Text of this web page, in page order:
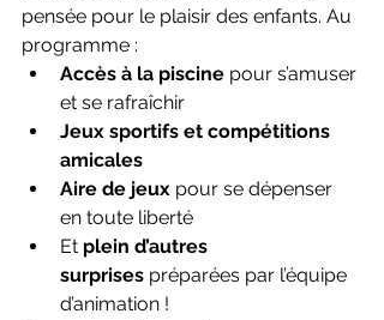
pensée pour le plaisir des enfants. Au
programme :
Accès à la piscine pour s’amuser
et se rafraîchir
Jeux sportifs et compétitions
amicales
Aire de jeux pour se dépenser
en toute liberté
Et plein d’autres
surprises préparées par l’équipe
d’animation !